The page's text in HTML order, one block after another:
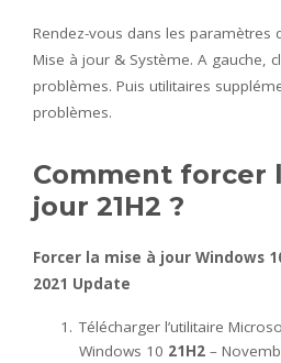
Rendez-vous dans les paramètres
Mise à jour & Système. A gauche,
problèmes. Puis utilitaires
problèmes.
Comment forcer
jour 21H2 ?
Forcer la mise à jour Windows
2021 Update
Télécharger l’utilitaire
Windows 10 21H2 –